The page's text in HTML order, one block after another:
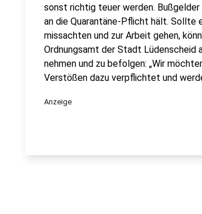
sonst richtig teuer werden. Bußgelder
an die Quarantäne-Pflicht hält. Sollte
missachten und zur Arbeit gehen,
Ordnungsamt der Stadt Lüdenscheid
nehmen und zu befolgen: „Wir
Verstößen dazu verpflichtet und
Anzeige